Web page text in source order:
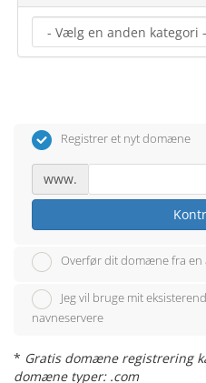
Registrer et nyt domæne
www.
Overfør dit domæne fra
Jeg vil bruge mit
navneservere
* Gratis domæne registrering
domæne typer: .com